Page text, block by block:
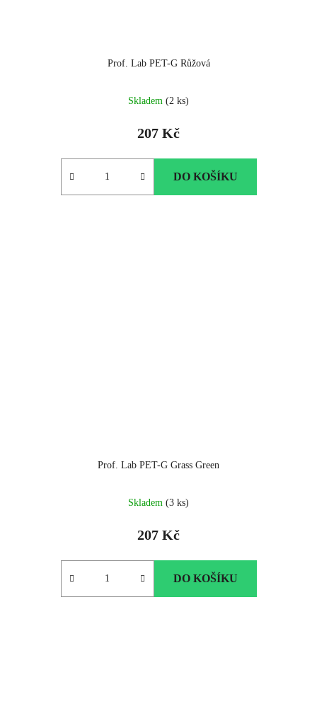
Prof. Lab PET-G Růžová
Skladem (2 ks)
207 Kč
DO KOŠÍKU
Prof. Lab PET-G Grass Green
Skladem (3 ks)
207 Kč
DO KOŠÍKU